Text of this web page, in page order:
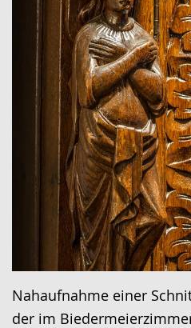
Nahaufnahme einer
der im